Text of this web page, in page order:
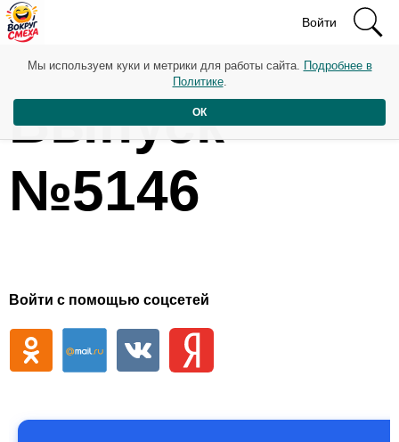
Войти
Выпуск
№5146
Войти с помощью соцсетей
Мы используем куки и метрики для работы сайта. Подробнее в
Политике.
ОК